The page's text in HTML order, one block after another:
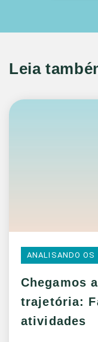
Leia
ANALISANDO OS
Chegamos
trajetória:
atividades